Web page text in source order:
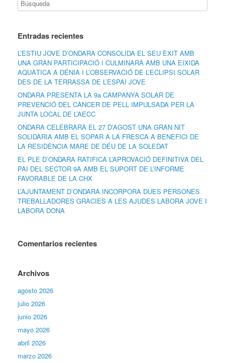
Entradas recientes
L’ESTIU JOVE D’ONDARA CONSOLIDA EL SEU ÈXIT AMB
UNA GRAN PARTICIPACIÓ I CULMINARÀ AMB UNA EIXIDA
AQUÀTICA A DÉNIA I L’OBSERVACIÓ DE L’ECLIPSI SOLAR
DES DE LA TERRASSA DE L’ESPAI JOVE
ONDARA PRESENTA LA 9a CAMPANYA SOLAR DE
PREVENCIÓ DEL CÀNCER DE PELL IMPULSADA PER LA
JUNTA LOCAL DE L’AECC
ONDARA CELEBRARÀ EL 27 D’AGOST UNA GRAN NIT
SOLIDÀRIA AMB EL SOPAR A LA FRESCA A BENEFICI DE
LA RESIDÈNCIA MARE DE DÉU DE LA SOLEDAT
EL PLE D’ONDARA RATIFICA L’APROVACIÓ DEFINITIVA DEL
PAI DEL SECTOR 9A AMB EL SUPORT DE L’INFORME
FAVORABLE DE LA CHX
L’AJUNTAMENT D’ONDARA INCORPORA DUES PERSONES
TREBALLADORES GRÀCIES A LES AJUDES LABORA JOVE I
LABORA DONA
Comentarios recientes
Archivos
agosto 2026
julio 2026
junio 2026
mayo 2026
abril 2026
marzo 2026